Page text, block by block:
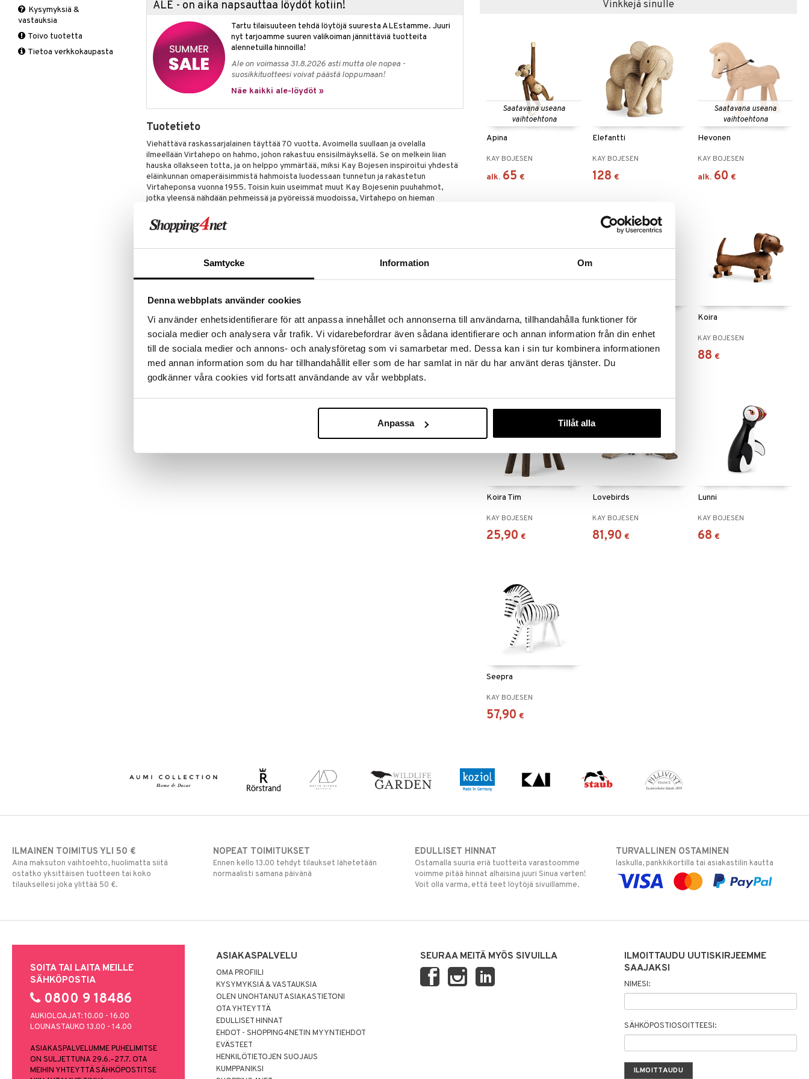
Samtycke Information Om
Denna webbplats använder cookies
Vi använder enhetsidentifierare för att anpassa innehållet och annonserna till användarna, tillhandahålla funktioner för
sociala medier och analysera vår trafik. Vi vidarebefordrar även sådana identifierare och annan information från din enhet
till de sociala medier och annons- och analysföretag som vi samarbetar med. Dessa kan i sin tur kombinera informationen
med annan information som du har tillhandahållit eller som de har samlat in när du har använt deras tjänster. Du
godkänner våra cookies vid fortsatt användande av vår webbplats.
Anpassa Tillåt alla
ALE - on aika napsauttaa löydöt kotiin!
Tartu tilaisuuteen tehdä löytöjä suuresta ALEstamme. Juuri
nyt tarjoamme suuren valikoiman jännittäviä tuotteita
alennetuilla hinnoilla!
Ale on voimassa 31.8.2026 asti mutta ole nopea -
suosikkituotteesi voivat päästä loppumaan!
Näe kaikki ale-löydöt »
Tuotetieto
Viehättävä raskassarjalainen täyttää 70 vuotta. Avoimella suullaan ja ovelalla
ilmeellään Virtahepo on hahmo, johon rakastuu ensisilmäyksellä. Se on melkein liian
hauska ollakseen totta, ja on helppo ymmärtää, miksi Kay Bojesen inspiroitui yhdestä
eläinkunnan omaperäisimmistä hahmoista luodessaan tunnetun ja rakastetun
Virtaheponsa vuonna 1955. Toisin kuin useimmat muut Kay Bojesenin puuhahmot,
jotka yleensä nähdään pehmeissä ja pyöreissä muodoissa, Virtahepo on hieman
suurella ja rakastavalla hymyllä sekä runsaalla voimalla ja pilkkeellä silmäkulmassa.
Virtahevon ilme on erehtymättömän huolehtiva ja harmoninen, melkein kuin vahva
juhlitaan kahdella juhlavuoden painoksella FSC®-sertifioidusta pyökistä, maalattuna
suuremman juhlavuoden version, joka on 9 cm korkea, saat käsintehtyä laatua
rakastetussa leikkisässä ja ajattomassa muotoilussa, jossa Virtahevot ystävällisellä
ilmeellään, pyöreillä silmillään ja pitkällä vahvalla muodollaan tuovat kodikkuutta ja
lämpöä mihin tahansa huoneeseen. Käytä niitä esimerkiksi pieninä yllättävinä
sisustuselementteinä kotona, jotka kurkistavat esiin sieltä, mistä vähiten odottaa.
Kaksi harmaata Virtahepoa valmistetaan vain vuonna 2025, ja ne ovat siksi myös
täydellisiä ainutlaatuisina lahjoina kastejuhliin, syntymäpäiviin, valmistujaisiin, häihin –
tai suuriin juhlavuosiin.
Vinkkejä sinulle
Saatavana useana
vaihtoehtona
Apina
KAY BOJESEN
alk. 65 €
Elefantti
KAY BOJESEN
128 €
Saatavana useana
vaihtoehtona
Hevonen
KAY BOJESEN
alk. 60 €
Kani
KAY BOJESEN
72
Karhu
KAY BOJESEN
83,99
Koira
KAY BOJESEN
88 €
Koira Tim
KAY BOJESEN
25,90 €
Lovebirds
KAY BOJESEN
81,90 €
Lunni
KAY BOJESEN
68 €
Seepra
KAY BOJESEN
57,90 €
Leipäveitset
Veitsenteroittimet
Veitsisetit
Veitsitarvikkeet
Liinat
Lakanasetit
Lakanat & Tyynyliinat
Matot
Viltit & Peitteet
Piknik
Ruukut
Ulkoilmaelämä
Sisälamput
Pöytälamput
Valaistustarvikkeet
Kysymyksiä &
vastauksia
Toivo tuotetta
Tietoa verkkokaupasta
ILMAINEN TOIMITUS YLI 50 €
Aina maksuton vaihtoehto, huolimatta siitä
ostatko yksittäisen tuotteen tai koko
tilauksellesi joka ylittää 50 €.
NOPEAT TOIMITUKSET
Ennen kello 13.00 tehdyt tilaukset lähetetään
normaalisti samana päivänä
EDULLISET HINNAT
Ostamalla suuria eriä tuotteita varastoomme
voimme pitää hinnat alhaisina juuri Sinua varten!
Voit olla varma, että teet löytöjä sivuillamme.
TURVALLINEN OSTAMINEN
laskulla, pankkikortilla tai asiakastilin kautta
SOITA TAI LAITA MEILLE
SÄHKÖPOSTIA
0800 9 18486
AUKIOLOAJAT: 10.00 - 16.00
LOUNASTAUKO 13.00 - 14.00
ASIAKASPALVELUMME PUHELIMITSE
ON SULJETTUNA 29.6.–27.7. OTA
MEIHIN YHTEYTTÄ SÄHKÖPOSTITSE
ASIAKASPALVELU
OMA PROFIILI
KYSYMYKSIÄ & VASTAUKSIA
OLEN UNOHTANUT ASIAKASTIETONI
OTA YHTEYTTÄ
EDULLISET HINNAT
EHDOT - SHOPPING4NETIN MYYNTIEHDOT
EVÄSTEET
HENKILÖTIETOJEN SUOJAUS
KUMPPANIKSI
SEURAA MEITÄ MYÖS SIVUILLA
ILMOITTAUDU UUTISKIRJEEMME
SAAJAKSI
NIMESI:
SÄHKÖPOSTIOSOITTEESI: